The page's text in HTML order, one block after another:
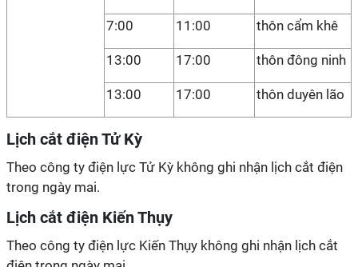
7:00 11:00 thôn cẩm khê
13:00 17:00 thôn đông ninh
13:00 17:00 thôn duyên lão
Lịch cắt điện Tử Kỳ
Theo công ty điện lực Tử Kỳ không ghi nhận lịch cắt điện
trong ngày mai.
Lịch cắt điện Kiến Thụy
Theo công ty điện lực Kiến Thụy không ghi nhận lịch cắt